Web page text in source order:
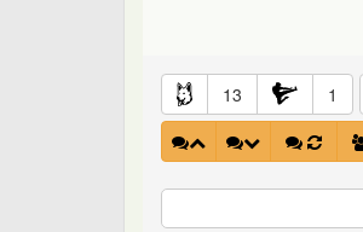
13 1